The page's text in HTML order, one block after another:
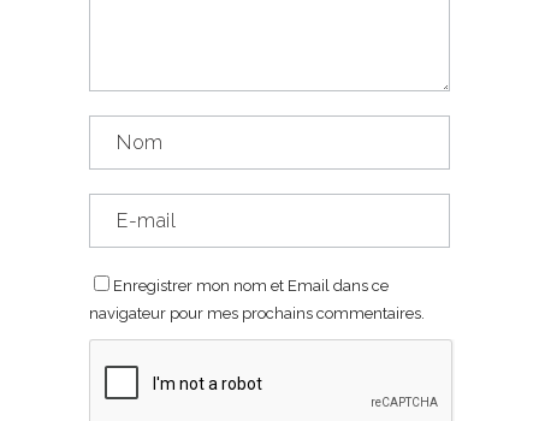
Enregistrer mon nom et Email dans ce
navigateur pour mes prochains commentaires.